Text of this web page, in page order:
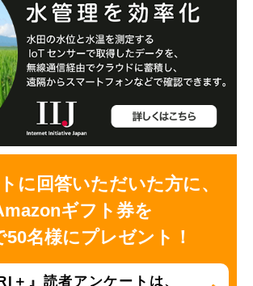
に回答いただいた方に、
ギフト券を
50名様にプレゼント！
＋』読者アンケートは、